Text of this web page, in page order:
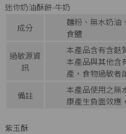
迷你奶油酥餅-牛奶
成分
麵粉、無水奶油
食鹽
過敏源資
訊
本產品含有含麩
本產品與其他含
產，食物過敏者
備註
本產品使用之無
康產生負面效應
紫玉酥